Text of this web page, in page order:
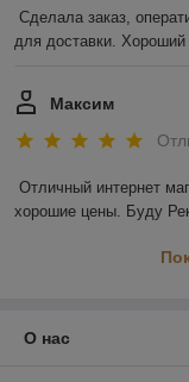
Сделала заказ,
для доставки. Хороший
Максим
Отличный интернет
хорошие цены. Буду
О нас